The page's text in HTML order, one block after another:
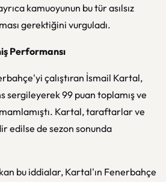
kamuoyunun bu tür asılsız
gerektiğini vurguladı.
Performansı
çalıştıran İsmail Kartal,
sergileyerek 99 puan toplamış ve
Kartal, taraftarlar ve
edilse de sezon sonunda
bu iddialar, Kartal'ın Fenerbahçe